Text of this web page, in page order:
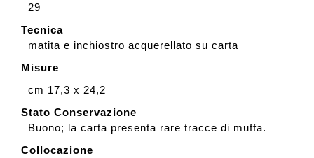
Cerca
29
Tecnica
matita e inchiostro acquerellato su carta
Misure
cm 17,3 x 24,2
Stato Conservazione
Buono; la carta presenta rare tracce di muffa.
Collocazione